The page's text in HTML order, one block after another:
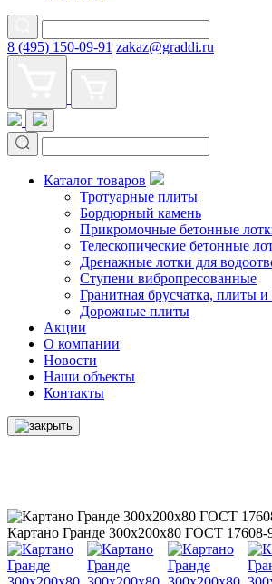
8 (495) 150-09-91 zakaz@graddi.ru
Каталог товаров
Тротуарные плиты
Бордюрный камень
Прикромочные бетонные
Телескопические бетонные
Дренажные лотки для
Ступени вибропресованные
Гранитная брусчатка, плиты
Дорожные плиты
Акции
О компании
Новости
Наши объекты
Контакты
Картано Гранде 300х200х80 ГОСТ